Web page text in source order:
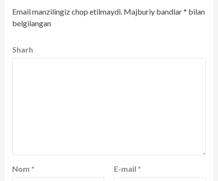
Email manzilingiz chop etilmaydi. Majburiy bandlar* bilan
belgilangan
Sharh
Nom * E-mail *